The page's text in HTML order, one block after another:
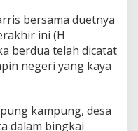
bersama duetnya
ini (H
berdua telah dicatat
negeri yang kaya
kampung, desa
dalam bingkai